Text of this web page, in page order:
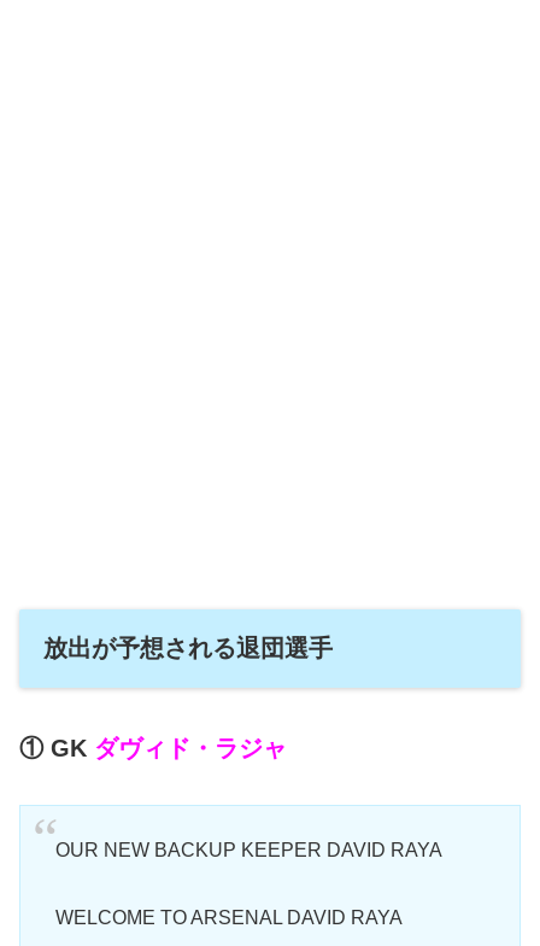
放出が予想される退団選手
① GK ダヴィド・ラジャ
OUR NEW BACKUP KEEPER DAVID RAYA
WELCOME TO ARSENAL DAVID RAYA